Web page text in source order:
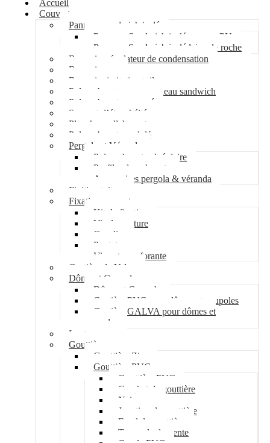
Accueil
Couverture
Panneau sandwich isolé
Panneau Sandwich isolé mousse PU
Panneau Sandwich isolé laine de roche
Bac acier régulateur de condensation
Bac acier sec
Bac acier imitation tuile
Polycarbonate pour panneau sandwich
Polycarbonate nervuré
Support d’étanchéité
Plancher collaborant
Polycarbonate ondulé
Pergola et Véranda
Polycarbonate alvéolaire
Profil polycarbonate
Accessoires pergola & véranda
Finition toiture
Fixation couverture
Kit de fixation
Vis de couture
Cavalier
Pontet
Vis auto-perforante
Costière de Velux
Dôme et Coupole
Dôme et Coupole
Costière PVC pour dômes et coupoles
Costière GALVA pour dômes et
coupoles
Lanterneau
Gouttière
Gouttière Zinc
Gouttière PVC
Gouttière PVC
Crochet de gouttière
Naissance
Jonction de gouttière
Fond de gouttière
Tuyau de descente